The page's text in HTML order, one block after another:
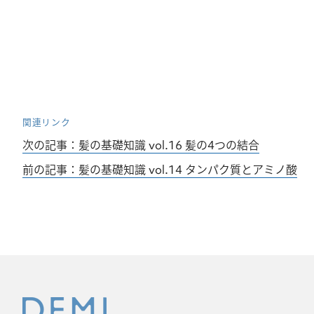
関連リンク
次の記事：髪の基礎知識 vol.16 髪の4つの結合
前の記事：髪の基礎知識 vol.14 タンパク質とアミノ酸